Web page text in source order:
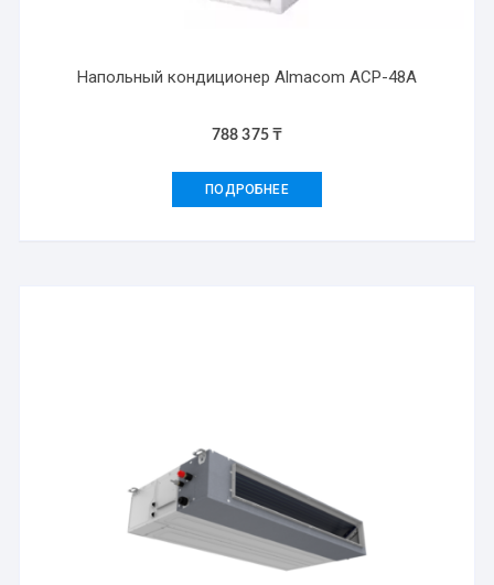
Напольный кондиционер Almacom ACP-48А
788 375₸
ПОДРОБНЕЕ